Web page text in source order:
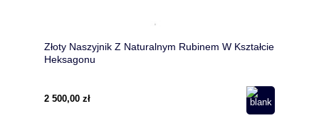
Złoty Naszyjnik Z Naturalnym Rubinem W Kształcie
Heksagonu
2 500,00 zł